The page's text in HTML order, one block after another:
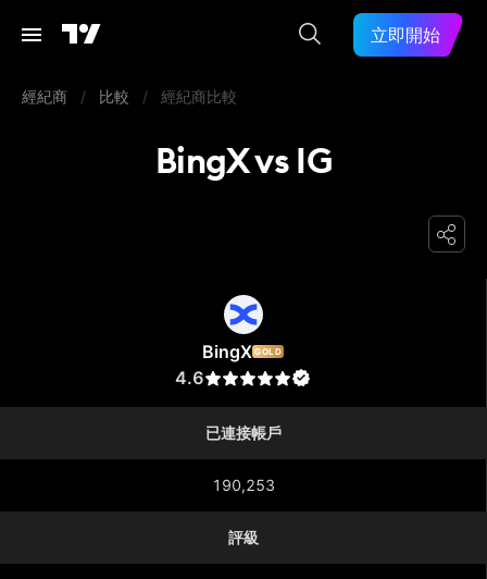
立即開始
經紀商 / 比較 / 經紀商比較
BingX vs IG
BingX GOLD
4.6
已連接帳戶
190,253
評級